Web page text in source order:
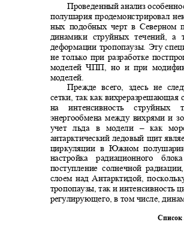
Проведенный анализ
полушария продемонстрировал
ных подобных черт в Северном
динамики струйных течений,
деформации тропопаузы. Эту
не только при разработке
моделей ЧПП, но и при
моделей.
Прежде всего, здесь не
сетки, так как
на интенсивность
энергообмена между вихрями и
учет льда в модели–как
антарктический ледовый щит
циркуляции в Южном
настройка радиационного
поступление солнечной
слоем над Антарктидой,
тропопаузы, так и интенсивность
регулирующего,в том числе,
Список